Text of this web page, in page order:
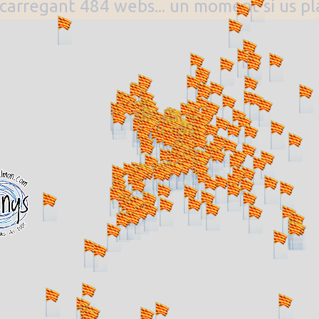
484 webs... un moment si us